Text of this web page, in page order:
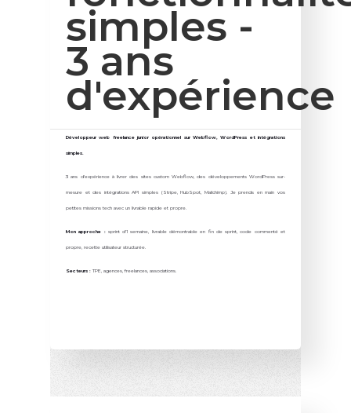
simples -
3 ans
d'expérience
Développeur web freelance junior opérationnel sur Webflow, WordPress et intégrations
simples.
3 ans d'expérience à livrer des sites custom Webflow, des développements WordPress sur-
mesure et des intégrations API simples (Stripe, HubSpot, Mailchimp). Je prends en main vos
petites missions tech avec un livrable rapide et propre.
Mon approche :sprint d'1 semaine, livrable démontrable en fin de sprint, code commenté et
propre, recette utilisateur structurée.
Secteurs : TPE, agences, freelances, associations.